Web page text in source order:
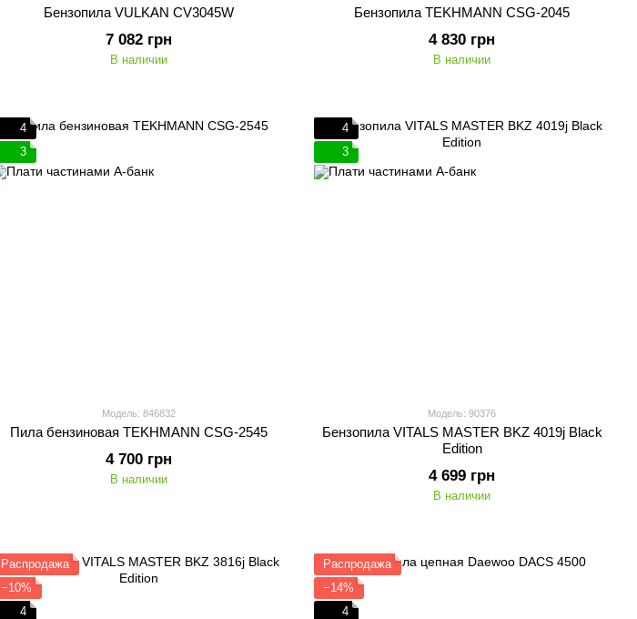
Бензопила VULKAN CV3045W
7 082 грн
В наличии
Бензопила TEKHMANN CSG-2045
4 830 грн
В наличии
4
3
Модель: 846832
Пила бензиновая TEKHMANN CSG-2545
4 700 грн
В наличии
4
3
Модель: 90376
Бензопила VITALS MASTER BKZ 4019j Black
Edition
4 699 грн
В наличии
Распродажа
−10%
4
Распродажа
−14%
4